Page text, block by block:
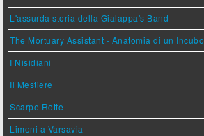
L'assurda storia della Gialappa's Band
The Mortuary Assistant - Anatomia di un Incubo
I Nisidiani
Il Mestiere
Scarpe Rotte
Limoni a Varsavia